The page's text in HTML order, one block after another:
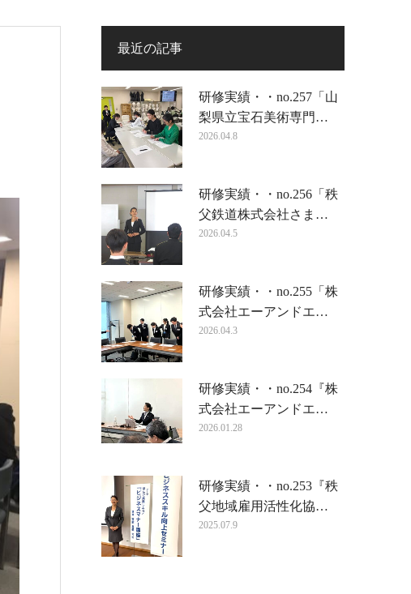
最近の記事
研修実績・・no.257「山
梨県立宝石美術専門…
2026.04.8
研修実績・・no.256「秩
父鉄道株式会社さま…
2026.04.5
研修実績・・no.255「株
式会社エーアンドエ…
2026.04.3
研修実績・・no.254『株
式会社エーアンドエ…
2026.01.28
研修実績・・no.253『秩
父地域雇用活性化協…
2025.07.9